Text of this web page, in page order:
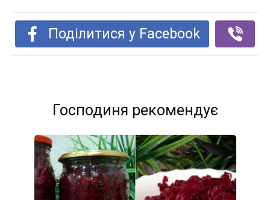
Поділитися у Facebook
Господиня рекомендує